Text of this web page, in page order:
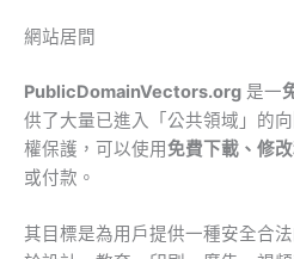
網站居間
PublicDomainVectors.org 是一
供了大量已進入「公共領域」的
權保護，可以使用免費下載、修
或付款。
其目標是為用戶提供一種安全合